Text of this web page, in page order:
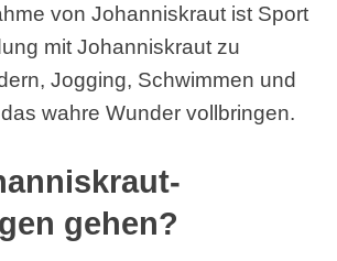
von Johanniskraut ist Sport
mit Johanniskraut zu
Jogging, Schwimmen und
wahre Wunder vollbringen.
gehen?